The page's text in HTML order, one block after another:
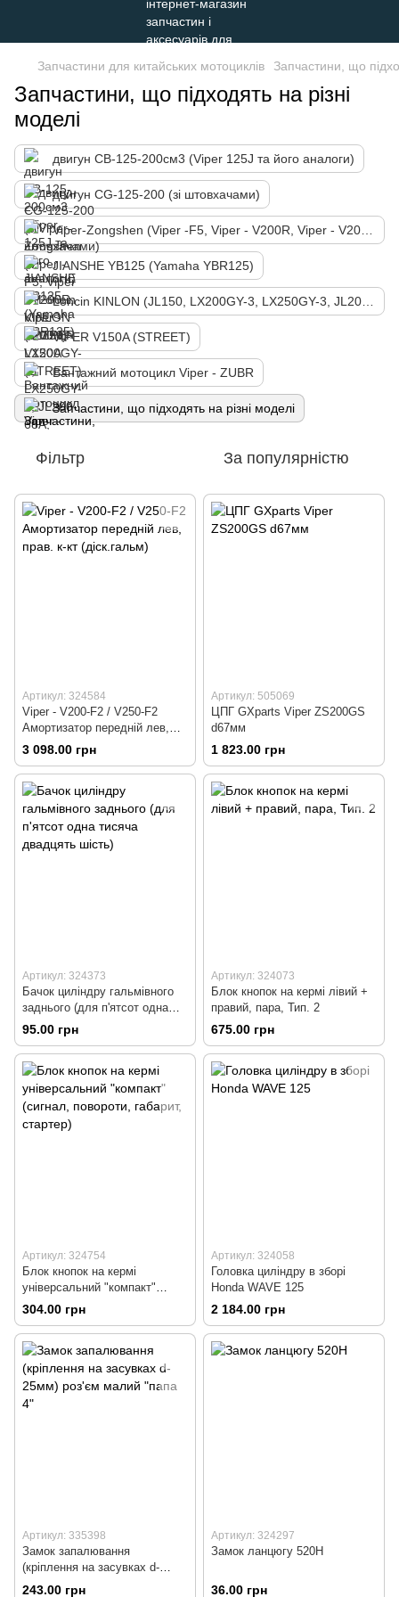
Запчастини для китайських мотоциклів Запчастини, що
Запчастини, що підходять на різні
моделі
двигун СВ-125-200см3 (Viper 125J та його аналоги)
двигун СG-125-200 (зі штовхачами)
JIANSHE YB125 (Yamaha YBR125)
VIPER V150A (STREET)
Вантажний мотоцикл Viper - ZUBR
Запчастини, що підходять на різні моделі
Фільтр За популярністю
Артикул: 324584
Viper - V200-F2 / V250-F2
Амортизатор передній лев,
прав. к-кт (діск.гальм)
3 098.00 грн
Артикул: 505069
ЦПГ GXparts Viper ZS200GS
d67мм
1 823.00 грн
Артикул: 324373
Бачок циліндру гальмівного
заднього (для п'ятсот одна
тисяча двадцять шість)
95.00 грн
Артикул: 324073
Блок кнопок на кермі лівий +
правий, пара, Тип. 2
675.00 грн
Артикул: 324754
Блок кнопок на кермі
універсальний "компакт"
(сигнал, повороти, габарит,
304.00 грн
Артикул: 324058
Головка циліндру в зборі
Honda WAVE 125
2 184.00 грн
Артикул: 335398
Замок запалювання
(кріплення на засувках d-
25мм) роз'єм малий "папа 4"
243.00 грн
Артикул: 324297
Замок ланцюгу 520Н
36.00 грн